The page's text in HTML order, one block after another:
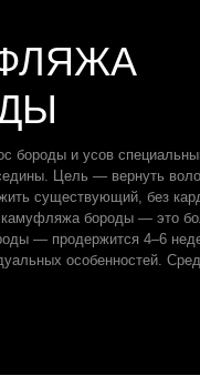
бороды и усов
Цель — вернуть
существующий, без
камуфляжа бороды — это
— продержится 4–6
особенностей.